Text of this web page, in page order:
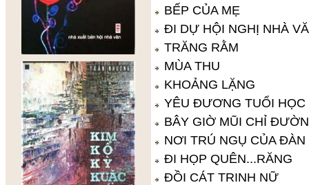
BẾP CỦA MẸ
ĐI DỰ HỘI NGHỊ NHÀ
TRĂNG RẰM
MÙA THU
KHOẢNG LẶNG
YÊU ĐƯƠNG TUỔI HỌC
BÂY GIỜ MŨI CHỈ
NƠI TRÚ NGỤ CỦA ĐÀN
ĐI HỌP QUÊN...RĂNG
ĐỒI CÁT TRINH NỮ